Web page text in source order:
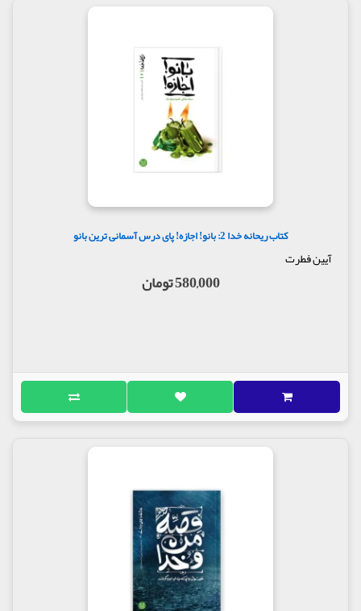
کتاب ریحانه خدا 2: بانو! اجازه! پای درس آسمانی ترین بانو
آیین فطرت
580,000 تومان